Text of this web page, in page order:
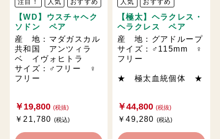
注目！ 人気 おすすめ
【WD】ウスチャヘク
ソドン ペア
産 地：マダガスカル
共和国 アンツィラ
ベ イヴォヒトラ
サイズ：♂フリー ♀
フリー
￥19,800 (税抜)
￥21,780(税込)
人気 おすすめ
【極太】ヘラクレス・
ヘラクレス ペア
産 地：グアドループ
サイズ：♂115mm ♀
フリー
★ 極太血統個体 ★
￥44,800 (税抜)
￥49,280(税込)